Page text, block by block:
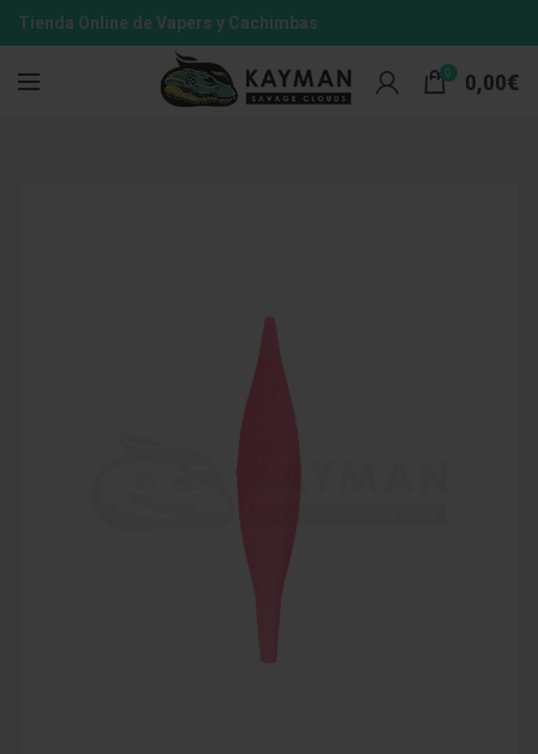
Tienda Online de Vapers y Cachimbas
0 0,00€